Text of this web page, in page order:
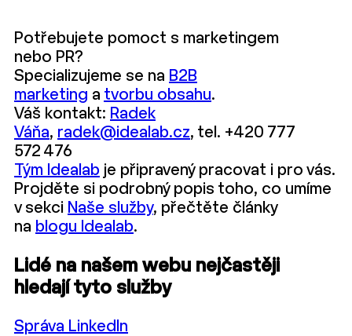
Potřebujete pomoct s marketingem
nebo PR?
Specializujeme se na B2B
marketing a tvorbu obsahu.
Váš kontakt: Radek
Váňa, radek@idealab.cz, tel. +420 777
572 476
Tým Idealab je připravený pracovat i pro vás.
Projděte si podrobný popis toho, co umíme
v sekci Naše služby, přečtěte články
na blogu Idealab.
Lidé na našem webu nejčastěji
hledají tyto služby
Správa LinkedIn